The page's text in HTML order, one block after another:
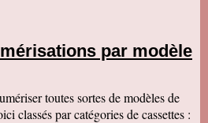
j'ai décidé de vous confier les
reçu ma commande, j'ai
par la qualité des
l'occasion se présente.
par modèle
toutes sortes de modèles de
classés par catégories de cassettes :